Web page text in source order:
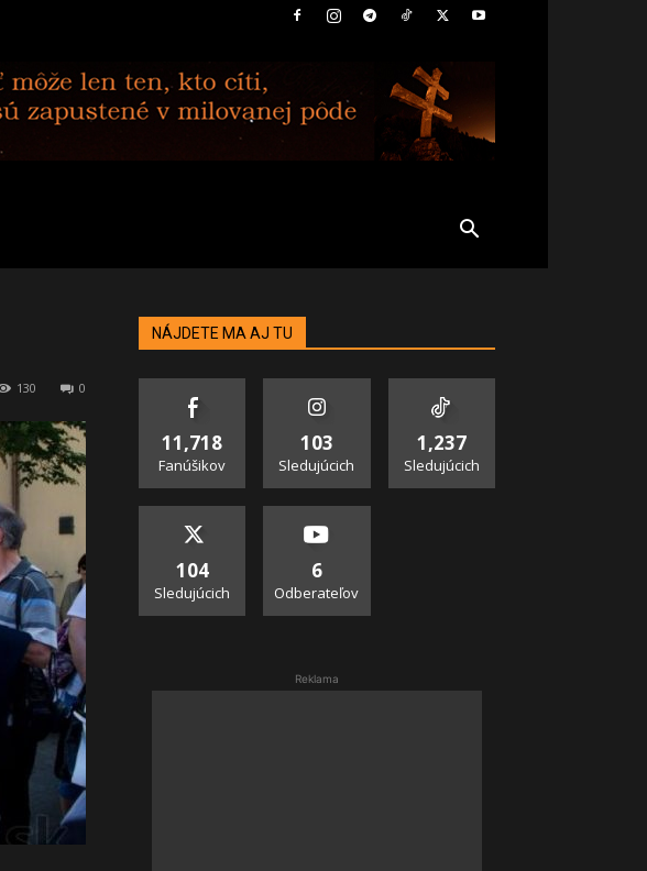
0
130
NÁJDETE MA AJ TU
11,718
Fanúšikov
103
Sledujúcich
1,237
Sledujúcich
104
Sledujúcich
6
Odberateľov
Reklama